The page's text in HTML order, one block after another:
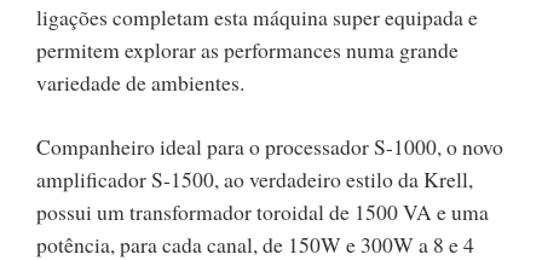
ligações completam esta máquina super equipada e
permitem explorar as performances numa grande
variedade de ambientes.
Companheiro ideal para o processador S-1000, o novo
amplificador S-1500, ao verdadeiro estilo da Krell,
possui um transformador toroidal de 1500 VA e uma
potência, para cada canal, de 150W e 300W a 8 e 4